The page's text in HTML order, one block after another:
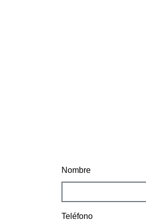
Nombre
Teléfono